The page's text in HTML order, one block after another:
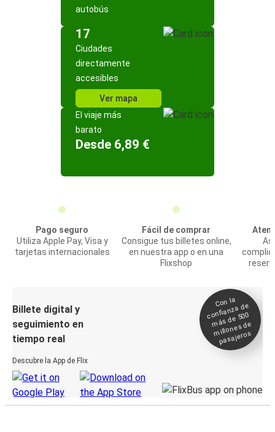
autobús
17
Ciudades
directamente
accesibles
Ver mapa
El viaje más
barato
Desde 6,89 €
Pago seguro
Utiliza Apple Pay, Visa y
tarjetas internacionales
Fácil de comprar
Consigue tus billetes online,
en nuestra app o en una
Flixshop
Billete digital y
seguimiento en
tiempo real
Descubre la App de Flix
Con la
confianza de
más de 500
millones de
pasajeros